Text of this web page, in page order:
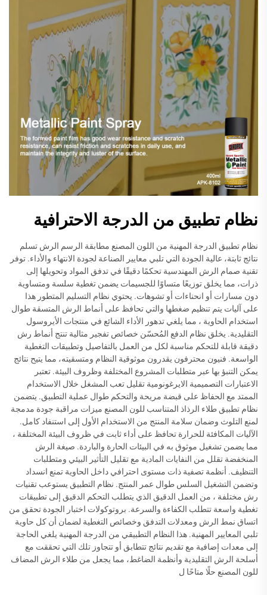
نظام تطبيق من الدرجة الاحترافية
نظام تطبيق الدرجة المهنية من اللون المصنع مطابقة الرسم الرش تسلم
نتائج ثابتة، عالية الجودة التي تلبي معايير الصناعة لجودة الانتهاء والأداء. توفر
تقنية صمام الرش المهندسية تحكمًا دقيقًا في تدفق المواد وتحويلها إلى
ذرات، مما يخلق توزيعًا متساوًا للجسيمات يضمن تغطية سلسة ومتساوية
دون مسارات أو انحناءات أو تشوهات. يحتوي نظام التسليم المتطور هذا
على آليات يتم تنظيم ضغطها والتي تحافظ على أنماط الرش المتسقة طوال
استخدام الحاوية ، مما يلغي تدهور الأداء الشائع في منتجات الأيروسول
التقليدية. يخلق نظام الدفع المُحسّن خصائص تفجير مثالية تنتج أنماط رش
دقيقة قابلة للتحكم مناسبة لكل من العمل بالتفاصيل وتطبيقات التغطية
الواسعة. فنيون محترفون يقدرون موثوقية النظام ومتسقيته، مما يتيح نتائج
يمكن التنبؤ بها عبر متطلبات المشروع المختلفة وظروف البيئة. تعتبر
الاعتبارات التصميمية الايرغونومية تقليل تعب المشغل خلال الاستخدام
الممتد مع الحفاظ على قبضة مريحة والتحكم طوال عملية التطبيق. يتضمن
نظام تطبيق طلاء الرذاذ المتناسب للون المصنع ميزات مراقبة جودة مدمجة
لمنع التلوث وضمان سلامة المنتج من الاستخدام الأول إلى استنفاد كامل.
الآليات المكافئة للحرارة تحافظ على أداء ثابت في ظروف البيئة المختلفة ،
مما يضمن تشغيل موثوق به في البيئات الحارة والباردة. صيغة الرش
المنخفضة تقلل من النفايات المادية مع تقليل التأثير البيئي ومتطلبات
التنظيف. أنظمة تصفية ذات مستوى احترافي داخل الحاوية تمنع انسداد
وتضمن التشغيل السلس طوال عمر المنتج. نظام التطبيق يستوعب تقنيات
رش مختلفة ، من العمل الدقيق الذي يتطلب التحكم الدقيق إلى تطبيقات
تغطية واسعة تتطلب الكفاءة والسرعة. بروتوكولات اختبار الجودة تحقق من
اتساق نمط الرش ومعدلات التدفق وخصائص التغطية لضمان أن كل حاوية
تلبي المعايير المهنية. هذا النظام التطبيقي من الدرجة المهنية يلغي الحاجة
إلى معدات إضافية مع تقديم نتائج تتطابق أو تتجاوز تلك التي تحققت مع
أسلحة الرش التقليدية وأنظمة الضاغط، مما يجعل من طلاء الرش المضاف
للون المصنع حلًا متاحًا ل